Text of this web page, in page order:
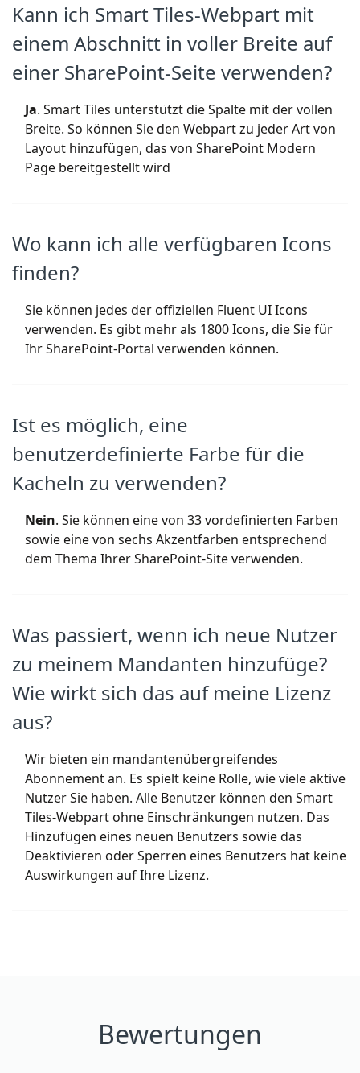
Kann ich Smart Tiles-Webpart mit
einem Abschnitt in voller Breite auf
einer SharePoint-Seite verwenden?
Ja. Smart Tiles unterstützt die Spalte mit der vollen
Breite. So können Sie den Webpart zu jeder Art von
Layout hinzufügen, das von SharePoint Modern
Page bereitgestellt wird
Wo kann ich alle verfügbaren Icons
finden?
Sie können jedes der offiziellen Fluent UI Icons
verwenden. Es gibt mehr als 1800 Icons, die Sie für
Ihr SharePoint-Portal verwenden können.
Ist es möglich, eine
benutzerdefinierte Farbe für die
Kacheln zu verwenden?
Nein. Sie können eine von 33 vordefinierten Farben
sowie eine von sechs Akzentfarben entsprechend
dem Thema Ihrer SharePoint-Site verwenden.
Was passiert, wenn ich neue Nutzer
zu meinem Mandanten hinzufüge?
Wie wirkt sich das auf meine Lizenz
aus?
Wir bieten ein mandantenübergreifendes
Abonnement an. Es spielt keine Rolle, wie viele aktive
Nutzer Sie haben. Alle Benutzer können den Smart
Tiles-Webpart ohne Einschränkungen nutzen. Das
Hinzufügen eines neuen Benutzers sowie das
Deaktivieren oder Sperren eines Benutzers hat keine
Auswirkungen auf Ihre Lizenz.
Bewertungen